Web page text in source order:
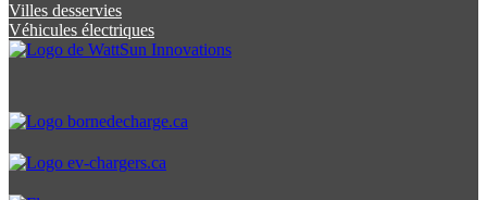
Villes desservies
Véhicules électriques